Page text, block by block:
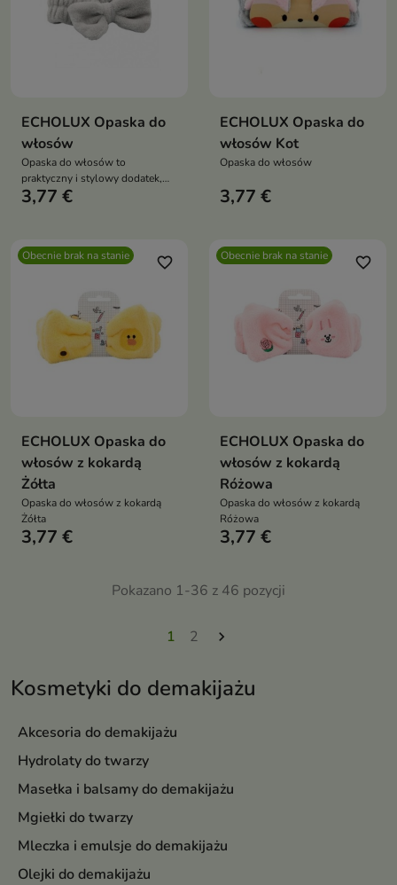
Kosmetyki do demakijażu
Akcesoria do demakijażu
Hydrolaty do twarzy
Masełka i balsamy do demakijażu
Mgiełki do twarzy
Mleczka i emulsje do demakijażu
Olejki do demakijażu
ECHOLUX Opaska do
włosów
Opaska do włosów to
praktyczny i stylowy dodatek,
idealny podczas codziennych
3,77 €
ECHOLUX Opaska do
włosów Kot
Opaska do włosów
3,77 €
Obecnie brak na stanie favorite_border
ECHOLUX Opaska do
włosów z kokardą
Żółta
Opaska do włosów z kokardą
Żółta
3,77 €
Obecnie brak na stanie favorite_border
ECHOLUX Opaska do
włosów z kokardą
Różowa
Opaska do włosów z kokardą
Różowa
3,77 €
Pokazano 1-36 z 46 pozycji
1 2 